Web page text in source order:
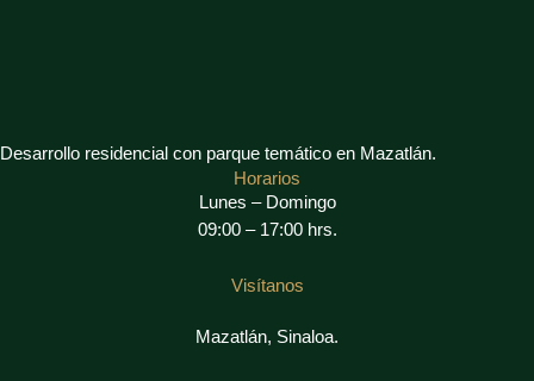
Desarrollo residencial con parque temático en Mazatlán.
Horarios
Lunes – Domingo
09:00 – 17:00 hrs.
Visítanos
Mazatlán, Sinaloa.